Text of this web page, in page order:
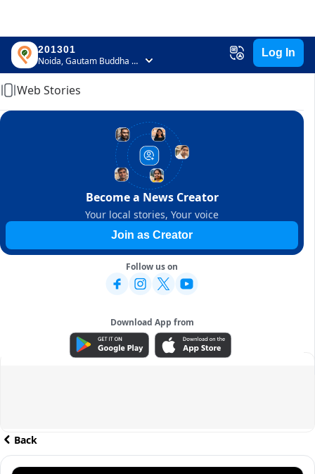
201301
Noida, Gautam Buddha Nagar, Uttar Pradesh
Log In
Home
Web Stories
Become a News Creator
Your local stories, Your voice
Join as Creator
Follow us on
Download App from
ADVERTISEMENT
Back